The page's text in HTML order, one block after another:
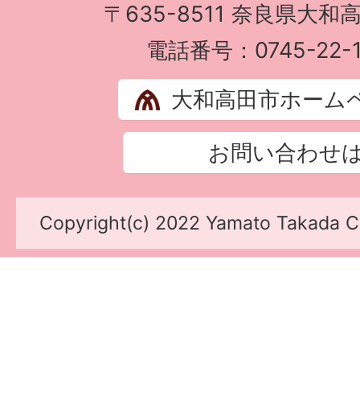
〒635-8511 奈良県大和
電話番号：0745-22-
大和高田市ホーム
お問い合わせ
Copyright(c) 2022 Yamato Takada